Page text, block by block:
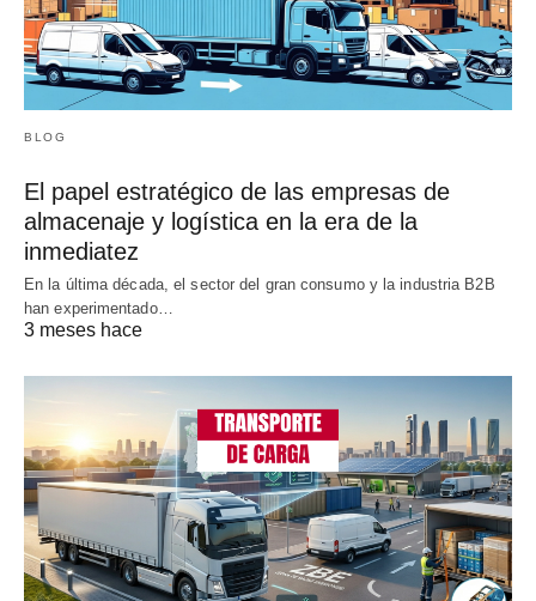
BLOG
El papel estratégico de las empresas de
almacenaje y logística en la era de la
inmediatez
En la última década, el sector del gran consumo y la industria B2B
han experimentado…
3 meses hace